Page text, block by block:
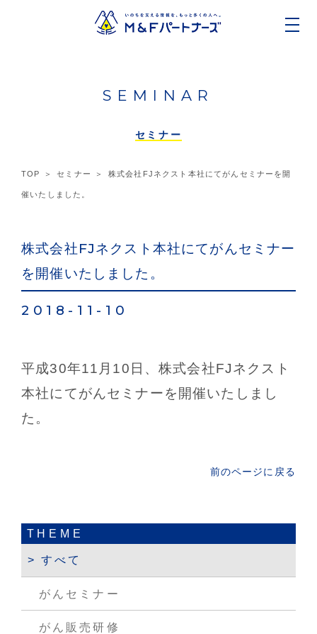
SEMINAR
セミナー
TOP セミナー 株式会社FJネクスト本社にてがんセミナーを開
催いたしました。
株式会社FJネクスト本社にてがんセミナー
を開催いたしました。
2018-11-10
平成30年11月10日、株式会社FJネクスト
本社にてがんセミナーを開催いたしまし
た。
前のページに戻る
THEME
すべて
がんセミナー
がん販売研修